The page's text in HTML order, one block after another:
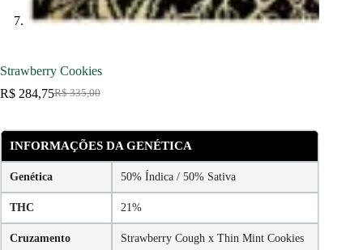
Strawberry Cookies
R$335,00
O
original
era:
R$ 284,75O
atual
é:
INFORMAÇÕES DA GENÉTICA
Genética 50% Índica / 50% Sativa
THC 21%
Cruzamento Strawberry Cough x Thin Mint Cookies